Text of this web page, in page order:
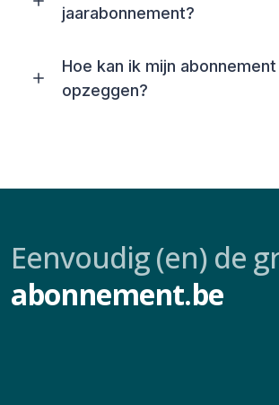
jaarabonnement?
Hoe kan ik mijn
opzeggen?
Eenvoudig (en) de
abonnement.be